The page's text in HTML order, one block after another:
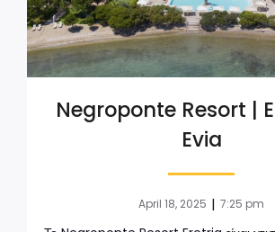
Negroponte Resort |
Evia
April 18, 2025 | 7:25 pm